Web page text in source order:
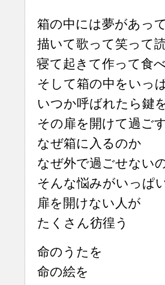
箱の中には夢があって
描いて歌って笑って
寝て起きて作って食
そして箱の中をいっ
いつか呼ばれたら鍵
その扉を開けて過ご
なぜ箱に入るのか
なぜ外で過ごせない
そんな悩みがいっぱ
扉を開けない人が
たくさん彷徨う
命のうたを
命の絵を